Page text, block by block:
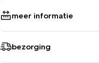
meer informatie
bezorging